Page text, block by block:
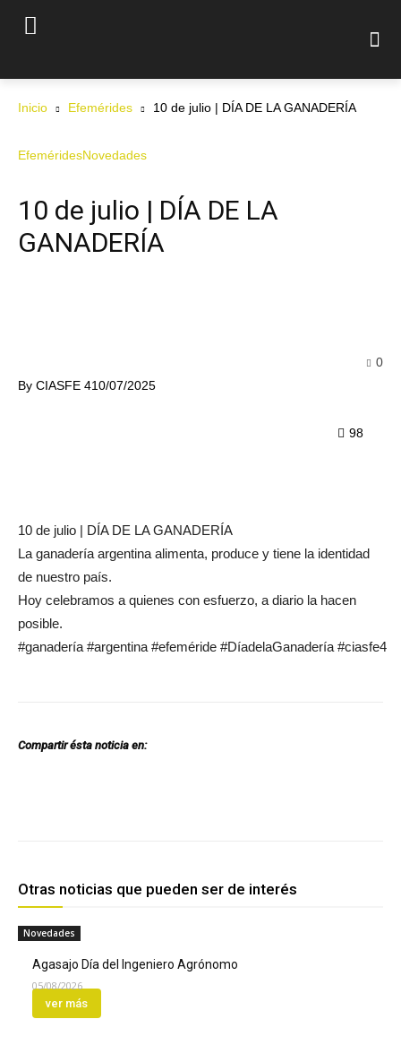
Inicio Efemérides 10 de julio | DÍA DE LA GANADERÍA
EfeméridesNovedades
10 de julio | DÍA DE LA
GANADERÍA
By CIASFE 410/07/2025
0
98
10 de julio | DÍA DE LA GANADERÍA
La ganadería argentina alimenta, produce y tiene la identidad
de nuestro país.
Hoy celebramos a quienes con esfuerzo, a diario la hacen
posible.
#ganadería #argentina #efeméride #DíadelaGanadería #ciasfe4
Compartir ésta noticia en:
Otras noticias que pueden ser de interés
Novedades
Agasajo Día del Ingeniero Agrónomo
05/08/2026
ver más